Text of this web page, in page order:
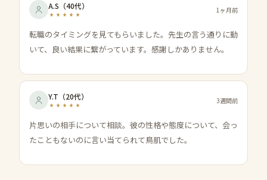
A.S （40代） 1ヶ月前
転職のタイミングを見てもらいました。先生の言う通りに動
いて、良い結果に繋がっています。感謝しかありません。
Y.T （20代） 3週間前
片思いの相手について相談。彼の性格や態度について、会っ
たこともないのに言い当てられて鳥肌でした。